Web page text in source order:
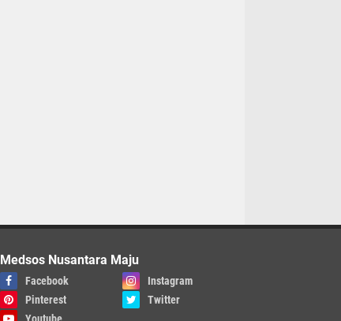
Medsos Nusantara Maju
Facebook
Instagram
Pinterest
Twitter